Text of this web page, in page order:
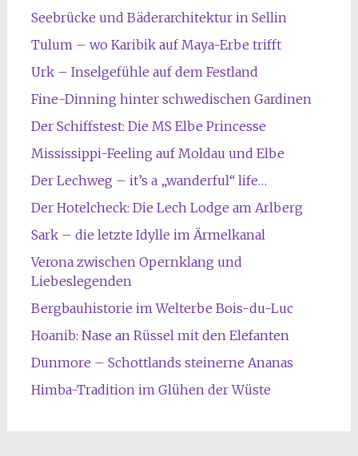
Seebrücke und Bäderarchitektur in Sellin
Tulum – wo Karibik auf Maya-Erbe trifft
Urk – Inselgefühle auf dem Festland
Fine-Dinning hinter schwedischen Gardinen
Der Schiffstest: Die MS Elbe Princesse
Mississippi-Feeling auf Moldau und Elbe
Der Lechweg – it’s a „wanderful“ life…
Der Hotelcheck: Die Lech Lodge am Arlberg
Sark – die letzte Idylle im Ärmelkanal
Verona zwischen Opernklang und
Liebeslegenden
Bergbauhistorie im Welterbe Bois-du-Luc
Hoanib: Nase an Rüssel mit den Elefanten
Dunmore – Schottlands steinerne Ananas
Himba-Tradition im Glühen der Wüste